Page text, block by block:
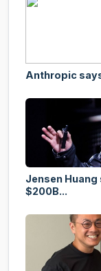
Anthropic
Jensen
$200B...